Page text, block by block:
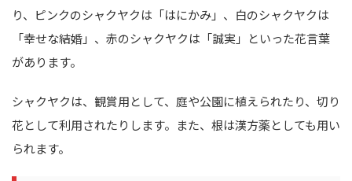
り、ピンクのシャクヤクは「はにかみ」、白のシャクヤクは
「幸せな結婚」、赤のシャクヤクは「誠実」といった花言葉
があります。
シャクヤクは、観賞用として、庭や公園に植えられたり、切り
花として利用されたりします。また、根は漢方薬としても用い
られます。